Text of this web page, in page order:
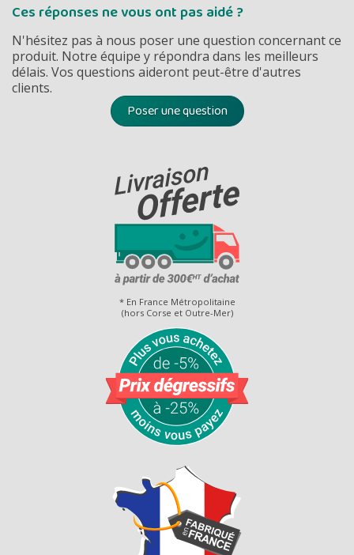
Ces réponses ne vous ont pas aidé ?
N'hésitez pas à nous poser une question concernant ce
produit. Notre équipe y répondra dans les meilleurs
délais. Vos questions aideront peut-être d'autres
clients.
Poser une question
* En France Métropolitaine
(hors Corse et Outre-Mer)